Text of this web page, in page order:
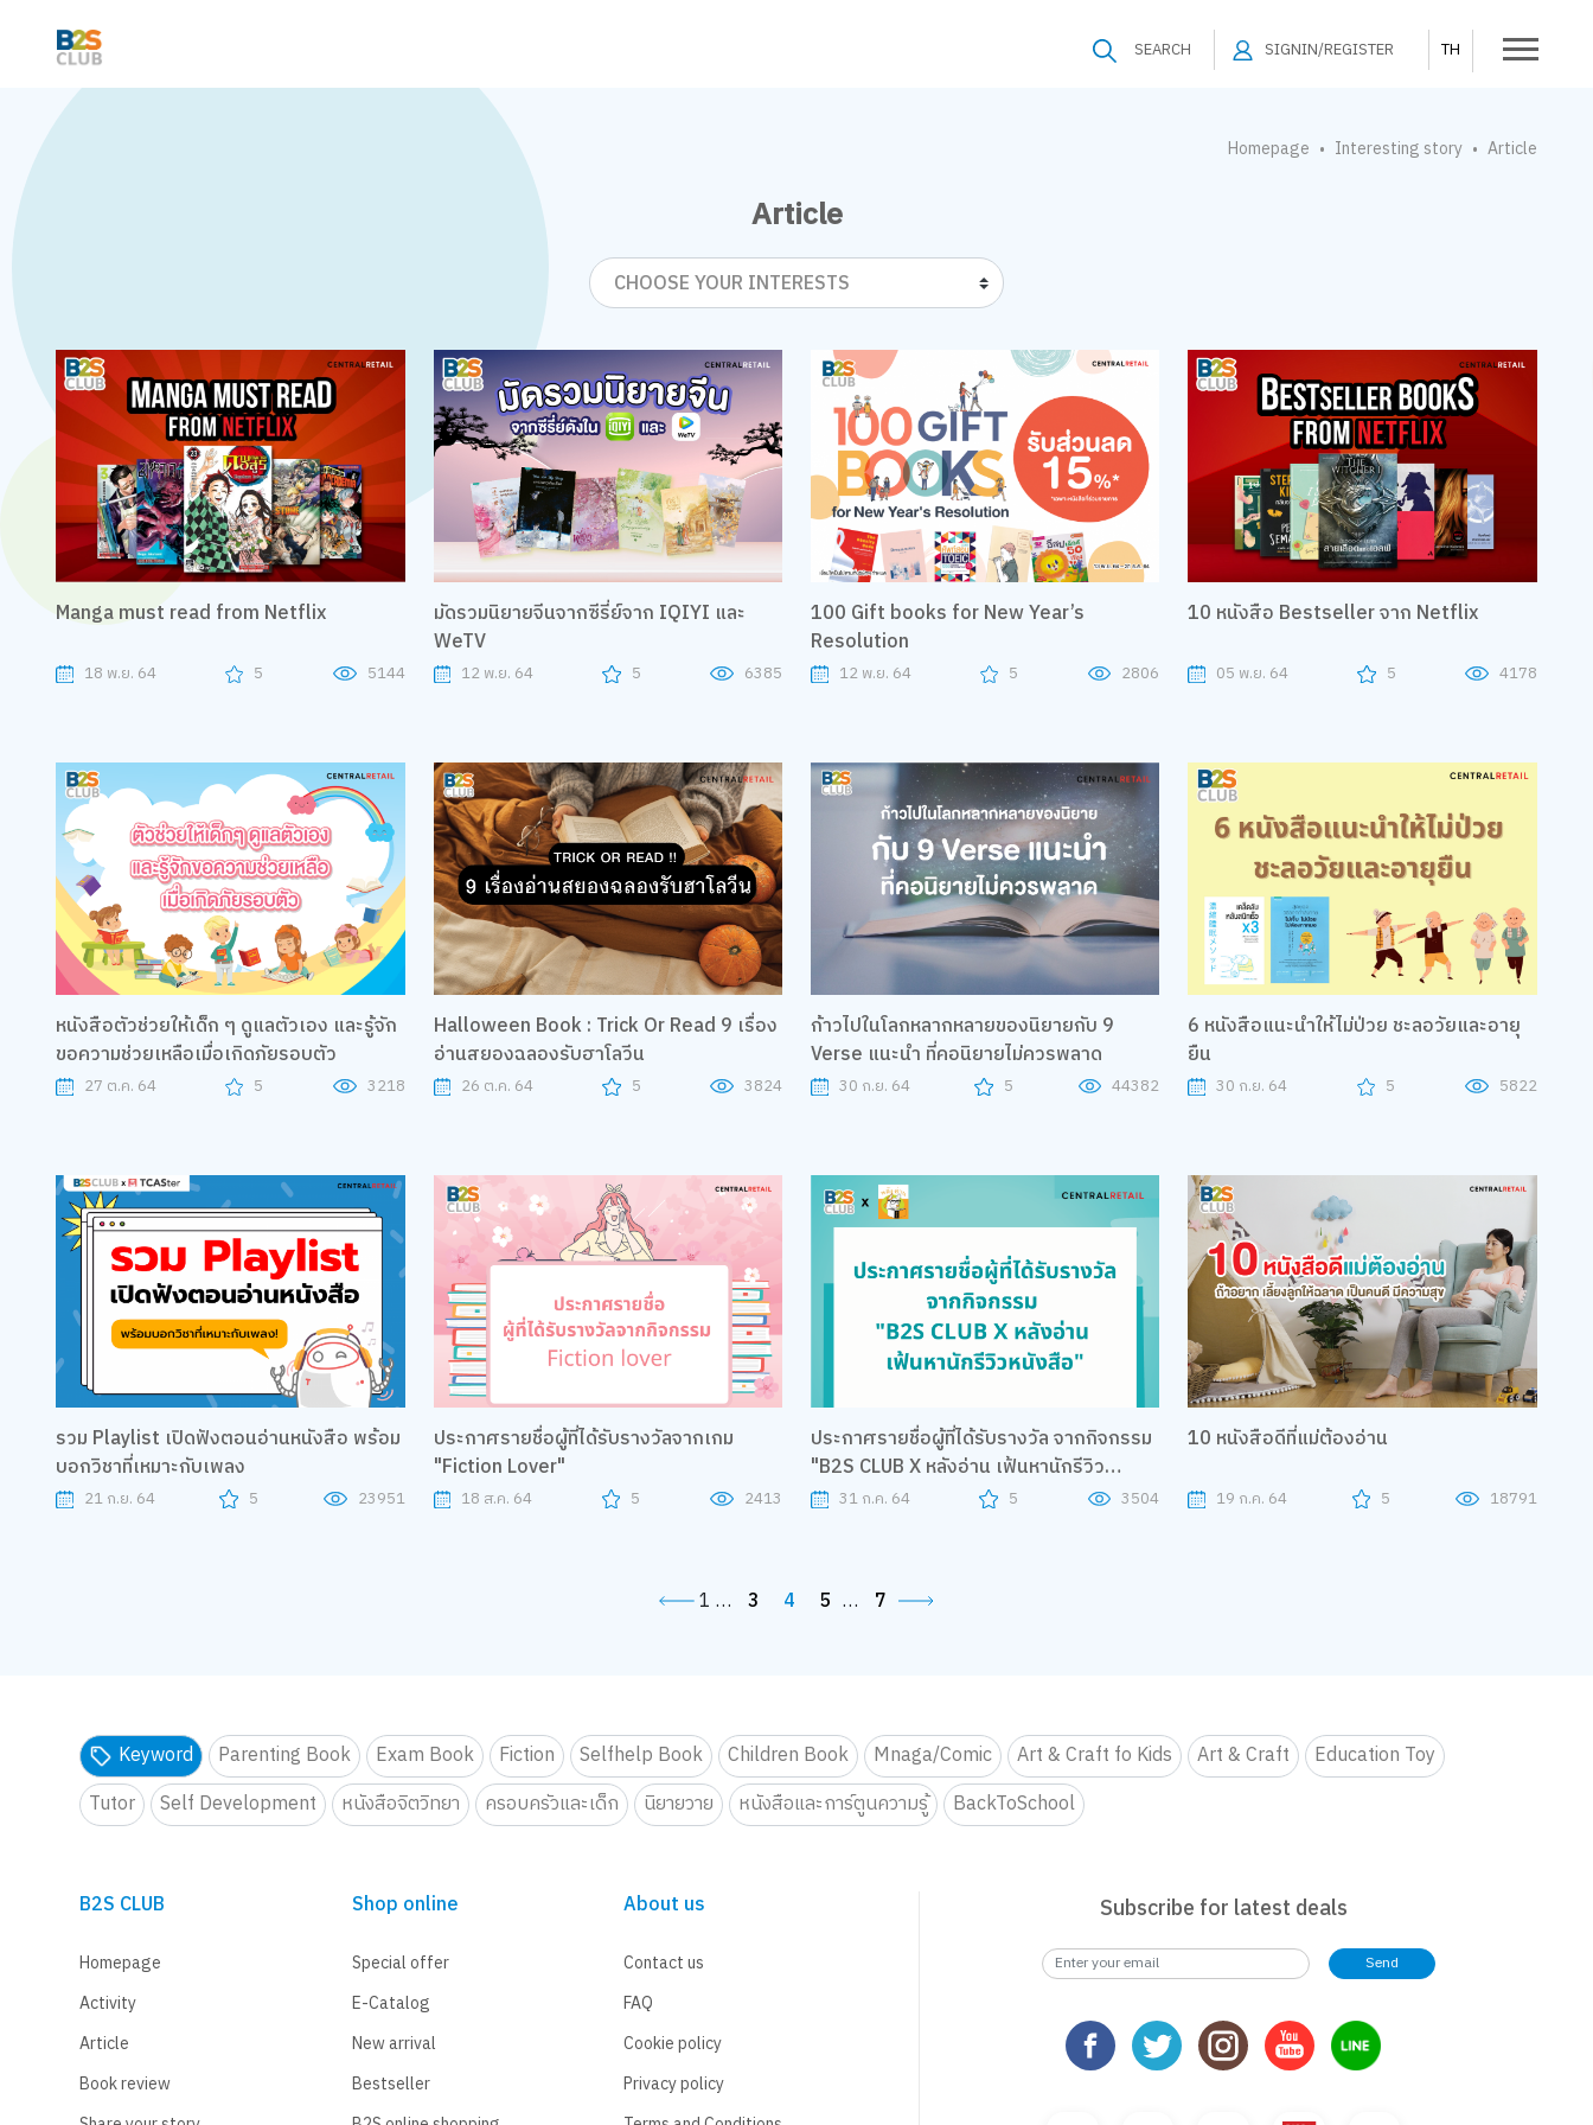
SEARCH SIGNIN/REGISTER TH
Homepage • Interesting story • Article
Article
CHOOSE YOUR INTERESTS
Manga must read from Netflix
18 พ.ย. 64 5 5144
มัดรวมนิยายจีนจากซีรี่ย์จาก IQIYI และ
WeTV
12 พ.ย. 64 5 6385
100 Gift books for New Year’s
Resolution
12 พ.ย. 64 5 2806
10 หนังสือ Bestseller จาก Netflix
05 พ.ย. 64 5 4178
หนังสือตัวช่วยให้เด็ก ๆ ดูแลตัวเอง และรู้จัก
ขอความช่วยเหลือเมื่อเกิดภัยรอบตัว
27 ต.ค. 64 5 3218
Halloween Book : Trick Or Read 9 เรื่อง
อ่านสยองฉลองรับฮาโลวีน
26 ต.ค. 64 5 3824
ก้าวไปในโลกหลากหลายของนิยายกับ 9
Verse แนะนำ ที่คอนิยายไม่ควรพลาด
30 ก.ย. 64 5 44382
6 หนังสือแนะนำให้ไม่ป่วย ชะลอวัยและอายุ
ยืน
30 ก.ย. 64 5 5822
รวม Playlist เปิดฟังตอนอ่านหนังสือ พร้อม
บอกวิชาที่เหมาะกับเพลง
21 ก.ย. 64 5 23951
ประกาศรายชื่อผู้ที่ได้รับรางวัลจากเกม
"Fiction Lover"
18 ส.ค. 64 5 2413
ประกาศรายชื่อผู้ที่ได้รับรางวัล จากกิจกรรม
"B2S CLUB X หลังอ่าน เฟ้นหานักรีวิว
หนังสือ"
31 ก.ค. 64 5 3504
10 หนังสือดีที่แม่ต้องอ่าน
19 ก.ค. 64 5 18791
1 … 3 4 5 … 7
Keyword Parenting Book Exam Book Fiction Selfhelp Book Children Book Mnaga/Comic Art & Craft fo Kids Art & Craft
Education Toy
Tutor
Self Development หนังสือจิตวิทยา ครอบครัวและเด็ก นิยายวาย หนังสือและการ์ตูนความรู้ BackToSchool
B2S CLUB
Homepage
Activity
Article
Book review
Shop online
Special offer
E-Catalog
New arrival
Bestseller
About us
Contact us
FAQ
Cookie policy
Privacy policy
Subscribe for latest deals
Send